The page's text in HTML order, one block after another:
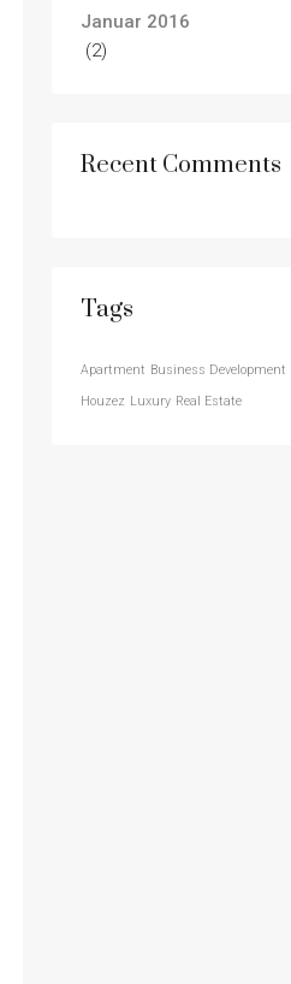
Januar 2016
(2)
Recent Comments
Tags
Apartment Business Development
Houzez Luxury Real Estate